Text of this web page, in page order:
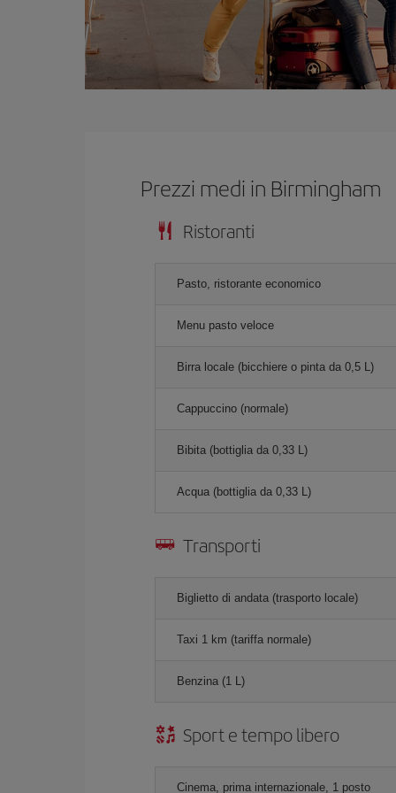
Prezzi medi in Birmingham
Ristoranti
Pasto, ristorante economico
Menu pasto veloce
Birra locale (bicchiere o pinta da 0,5 L)
Cappuccino (normale)
Bibita (bottiglia da 0,33 L)
Acqua (bottiglia da 0,33 L)
Transporti
Biglietto di andata (trasporto locale)
Taxi 1 km (tariffa normale)
Benzina (1 L)
Sport e tempo libero
Cinema, prima internazionale, 1 posto